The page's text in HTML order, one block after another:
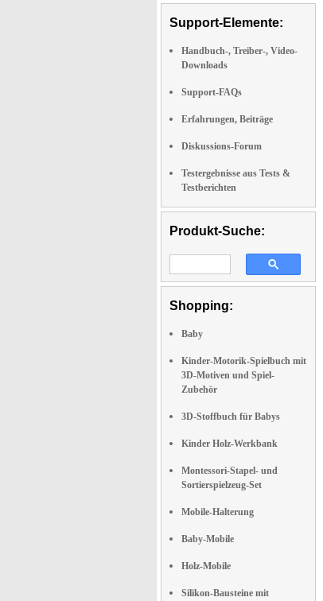
Support-Elemente:
Handbuch-, Treiber-, Video-
Downloads
Support-FAQs
Erfahrungen, Beiträge
Diskussions-Forum
Testergebnisse aus Tests &
Testberichten
Produkt-Suche:
Shopping:
Baby
Kinder-Motorik-Spielbuch mit
3D-Motiven und Spiel-
Zubehör
3D-Stoffbuch für Babys
Kinder Holz-Werkbank
Montessori-Stapel- und
Sortierspielzeug-Set
Mobile-Halterung
Baby-Mobile
Holz-Mobile
Silikon-Bausteine mit